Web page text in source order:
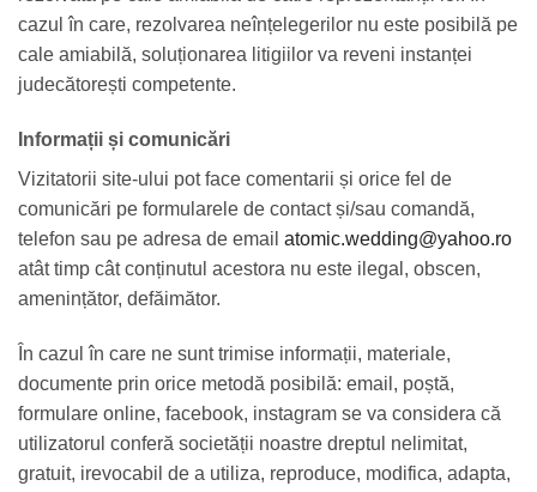
cazul în care, rezolvarea neînțelegerilor nu este posibilă pe
cale amiabilă, soluționarea litigiilor va reveni instanței
judecătorești competente.
Informații și comunicări
Vizitatorii site-ului pot face comentarii și orice fel de
comunicări pe formularele de contact și/sau comandă,
telefon sau pe adresa de email atomic.wedding@yahoo.ro
atât timp cât conținutul acestora nu este ilegal, obscen,
amenințător, defăimător.
În cazul în care ne sunt trimise informații, materiale,
documente prin orice metodă posibilă: email, poștă,
formulare online, facebook, instagram se va considera că
utilizatorul conferă societății noastre dreptul nelimitat,
gratuit, irevocabil de a utiliza, reproduce, modifica, adapta,